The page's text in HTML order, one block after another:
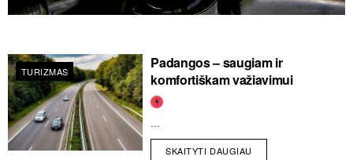
TURIZMAS
Padangos – saugiam ir
komfortiškam važiavimui
...
SKAITYTI DAUGIAU